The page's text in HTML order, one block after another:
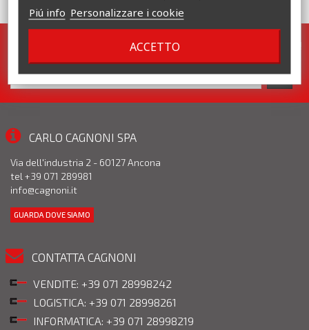
Iscriviti alla nostra newsletter. Pronte per te tante promozioni!
Piú info Personalizzare i cookie
ACCETTO
CARLO CAGNONI SPA
Via dell'industria 2 - 60127 Ancona
tel +39 071 289981
info@cagnoni.it
GUARDA DOVE SIAMO
CONTATTA CAGNONI
VENDITE: +39 071 28998242
LOGISTICA: +39 071 28998261
INFORMATICA: +39 071 28998219